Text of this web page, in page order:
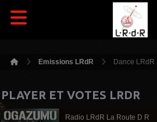
Emissions LRdR Dance LRdR
PLAYER ET VOTES LRDR
Radio LRdR La Route D R